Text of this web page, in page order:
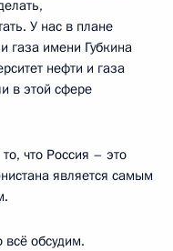
У нас в плане
газа имени Губкина
нефти и газа
в этой сфере
что Россия – это
является самым
обсудим.